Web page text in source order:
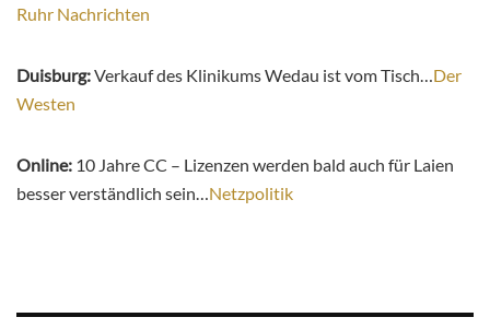
Ruhr Nachrichten
Duisburg:Verkauf des Klinikums Wedau ist vom Tisch…Der
Westen
Online: 10 Jahre CC – Lizenzen werden bald auch für Laien
besser verständlich sein…Netzpolitik